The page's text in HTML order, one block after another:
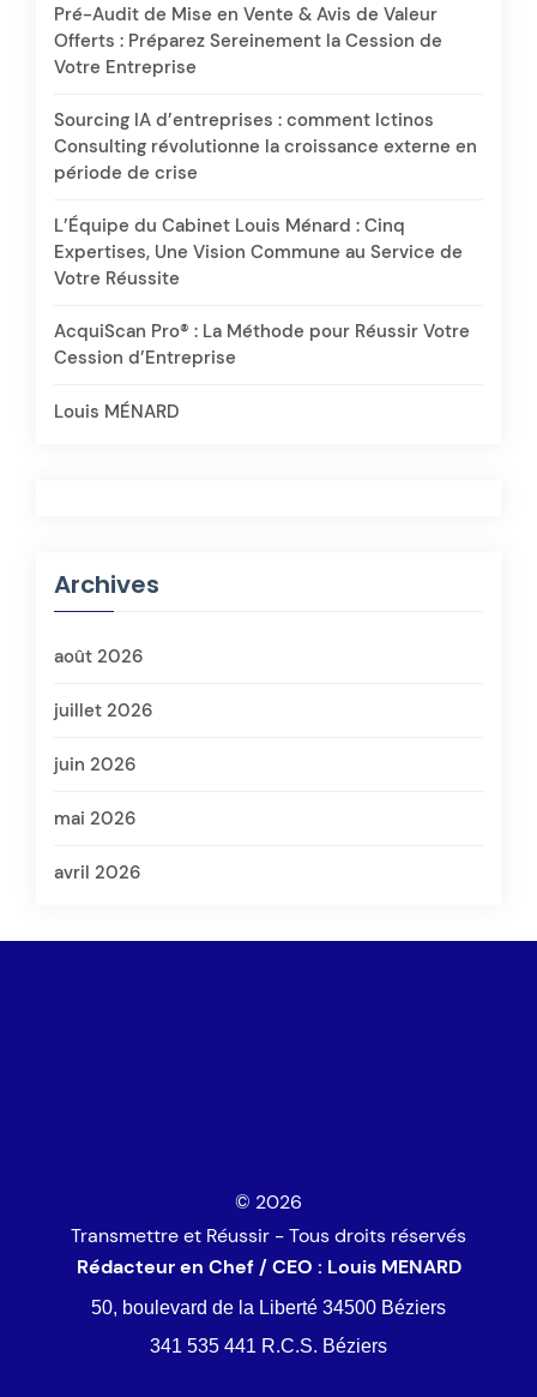
Pré-Audit de Mise en Vente & Avis de Valeur
Offerts : Préparez Sereinement la Cession de
Votre Entreprise
Sourcing IA d’entreprises : comment Ictinos
Consulting révolutionne la croissance externe en
période de crise
L’Équipe du Cabinet Louis Ménard : Cinq
Expertises, Une Vision Commune au Service de
Votre Réussite
AcquiScan Pro® : La Méthode pour Réussir Votre
Cession d’Entreprise
Louis MÉNARD
Archives
août 2026
juillet 2026
juin 2026
mai 2026
avril 2026
© 2026
Transmettre et Réussir - Tous droits réservés
Rédacteur en Chef / CEO : Louis MENARD
50, boulevard de la Liberté 34500 Béziers
341 535 441 R.C.S. Béziers